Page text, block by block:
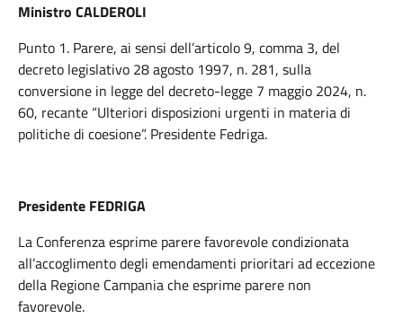
Ministro CALDEROLI
Punto 1. Parere, ai sensi dell’articolo 9, comma 3, del
decreto legislativo 28 agosto 1997, n. 281, sulla
conversione in legge del decreto-legge 7 maggio 2024, n.
60, recante “Ulteriori disposizioni urgenti in materia di
politiche di coesione”. Presidente Fedriga.
Presidente FEDRIGA
La Conferenza esprime parere favorevole condizionata
all’accoglimento degli emendamenti prioritari ad eccezione
della Regione Campania che esprime parere non
favorevole.